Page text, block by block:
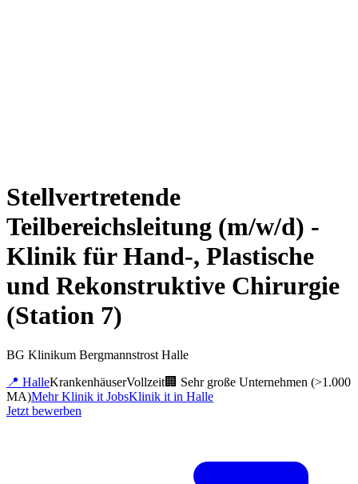
Stellvertretende
Teilbereichsleitung (m/w/d) -
Klinik für Hand-, Plastische
und Rekonstruktive Chirurgie
(Station 7)
BG Klinikum Bergmannstrost Halle
📍 HalleKrankenhäuserVollzeit🏢 Sehr große Unternehmen (>1.000
MA)MehrKlinik it JobsKlinik it in Halle
Jetzt bewerben